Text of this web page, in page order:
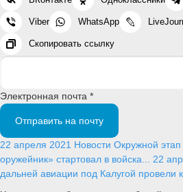
Viber WhatsApp
Скопировать ссылку
Электронная почта *
Отправить на почту
22 апреля 2021 Новости Окружной
оружейник» стартовал в войска... 22
дальней авиации под Калугой провели